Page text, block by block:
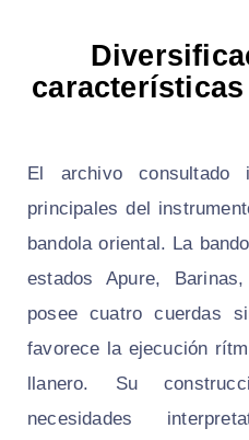
El archivo consultado
principales del
bandola oriental. La
estados Apure,
posee cuatro cuerdas
favorece la ejecución
llanero. Su
necesidades